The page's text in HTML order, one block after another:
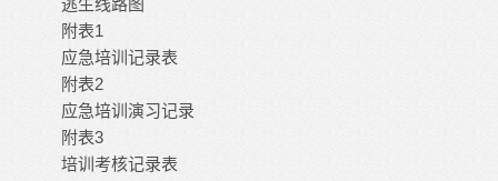
逃生线路图
附表1
应急培训记录表
附表2
应急培训演习记录
附表3
培训考核记录表